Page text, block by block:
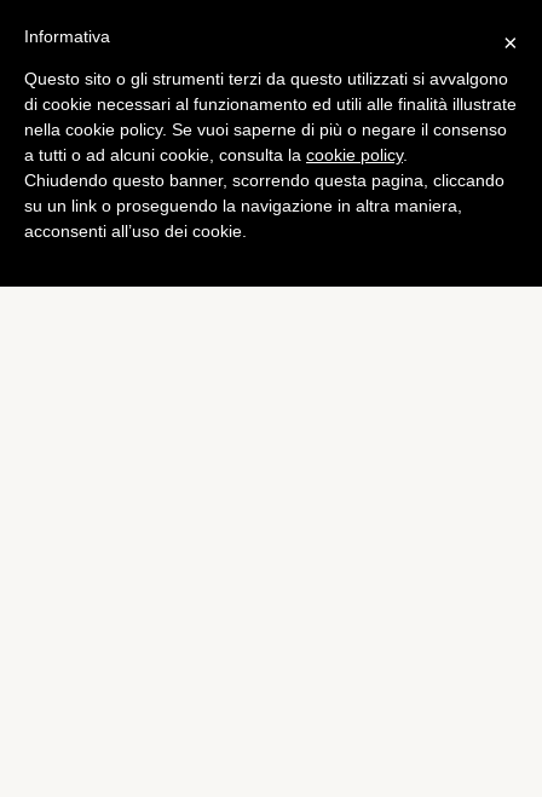
Liga
Real Madrid: anticipazioni
sulla nuova maglia 2015-
2016
diAlessandro Moretti
×
Informativa
Questo sito o gli strumenti terzi da questo utilizzati si avvalgono
di cookie necessari al funzionamento ed utili alle finalità illustrate
nella cookie policy. Se vuoi saperne di più o negare il consenso
a tutti o ad alcuni cookie, consulta la cookie policy.
Chiudendo questo banner, scorrendo questa pagina, cliccando
su un link o proseguendo la navigazione in altra maniera,
acconsenti all’uso dei cookie.